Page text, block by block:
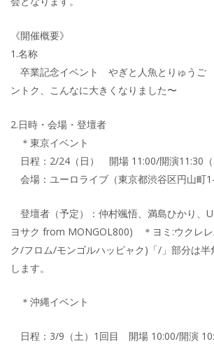
《開催概要》
1.名称
卒業記念イベント やぎと人魚とりゅうご
ントク、こんなに大きくなりました〜
2.日時・会場・登壇者
＊東京イベント
日程：2/24（日） 開場 11:00/開演11:30（
会場：ユーロライブ（東京都渋谷区円山町1-
登壇者（予定）：仲村颯悟、満島ひかり、
ヨサク from MONGOL800) ＊ヨミ:ウクレ
ク/フロム/モンゴルハッピャク)「/」部分は半
します。
＊沖縄イベント
日程：3/9（土）1回目 開場 10:00/開演